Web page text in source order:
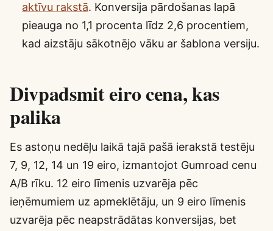
aktīvu rakstā. Konversija pārdošanas lapā
pieauga no 1,1 procenta līdz 2,6 procentiem,
kad aizstāju sākotnējo vāku ar šablona versiju.
Divpadsmit eiro cena, kas
palika
Es astoņu nedēļu laikā tajā pašā ierakstā testēju
7, 9, 12, 14 un 19 eiro, izmantojot Gumroad cenu
A/B rīku. 12 eiro līmenis uzvarēja pēc
ieņēmumiem uz apmeklētāju, un 9 eiro līmenis
uzvarēja pēc neapstrādātas konversijas, bet